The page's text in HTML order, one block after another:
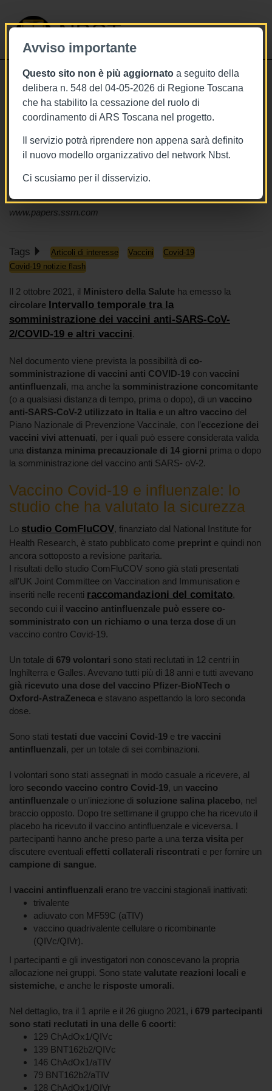
Avviso importante
Questo sito non è più aggiornato a seguito della
delibera n. 548 del 04-05-2026 di Regione Toscana
che ha stabilito la cessazione del ruolo di
coordinamento di ARS Toscana nel progetto.
Il servizio potrà riprendere non appena sarà definito
il nuovo modello organizzativo del network Nbst.
Ci scusiamo per il disservizio.
NBST
4/10/2021
Vaccini anti influenza e Covid-19
insieme: co-somministrazione sicura
afferma uno studio, il Ministero la
prevede
www.papers.ssrn.com
Tags Articoli di interesse Vaccini
Covid-19
Covid-19 notizie flash
Il 2 ottobre 2021, il Ministero della Salute ha emesso la
circolare Intervallo temporale tra la
somministrazione dei vaccini anti-SARS-CoV-
2/COVID-19 e altri vaccini.
Nel documento viene prevista la possibilità di co-
somministrazione di vaccini anti COVID-19 con vaccini
antinfluenzali, ma anche la somministrazione concomitante
(o a qualsiasi distanza di tempo, prima o dopo), di un vaccino
anti-SARS-CoV-2 utilizzato in Italia e un altro vaccino del
Piano Nazionale di Prevenzione Vaccinale, con l’eccezione dei
vaccini vivi attenuati, per i quali può essere considerata valida
una distanza minima precauzionale di 14 giorni prima o dopo
la somministrazione del vaccino anti SARS- oV-2.
Vaccino Covid-19 e influenzale: lo
studio che ha valutato la sicurezza
Lo studio ComFluCOV, finanziato dal National Institute for
Health Research, è stato pubblicato come preprint e quindi non
ancora sottoposto a revisione paritaria.
I risultati dello studio ComFluCOV sono già stati presentati
all'UK Joint Committee on Vaccination and Immunisation e
inseriti nelle recenti raccomandazioni del comitato,
secondo cui il vaccino antinfluenzale può essere co-
somministrato con un richiamo o una terza dose di un
vaccino contro Covid-19.
Un totale di 679 volontari sono stati reclutati in 12 centri in
Inghilterra e Galles. Avevano tutti più di 18 anni e tutti avevano
già ricevuto una dose del vaccino Pfizer-BioNTech o
Oxford-AstraZeneca e stavano aspettando la loro seconda
dose.
Sono stati testati due vaccini Covid-19 e tre vaccini
antinfluenzali, per un totale di sei combinazioni.
I volontari sono stati assegnati in modo casuale a ricevere, al
loro secondo vaccino contro Covid-19, un vaccino
antinfluenzale o un'iniezione di soluzione salina placebo, nel
braccio opposto. Dopo tre settimane il gruppo che ha ricevuto il
placebo ha ricevuto il vaccino antinfluenzale e viceversa. I
partecipanti hanno anche preso parte a una terza visita per
discutere eventuali effetti collaterali riscontrati e per fornire un
campione di sangue.
I vaccini antinfluenzali erano tre vaccini stagionali inattivati:
trivalente
adiuvato con MF59C (aTIV)
vaccino quadrivalente cellulare o ricombinante
(QIVc/QIVr).
I partecipanti e gli investigatori non conoscevano la propria
allocazione nei gruppi. Sono state valutate reazioni locali e
sistemiche, e anche le risposte umorali.
Nel dettaglio, tra il 1 aprile e il 26 giugno 2021, i 679 partecipanti
sono stati reclutati in una delle 6 coorti:
129 ChAdOx1/QIVc
139 BNT162b2/QIVc
146 ChAdOx1/aTIV
79 BNT162b2/aTIV
128 ChAdOx1/QIVr